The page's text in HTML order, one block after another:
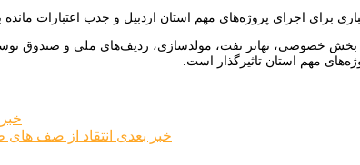
برای اجرای پروژه‌های مهم استان اردبیل و جذب اعتبارات
اردبیل بیان کرد: توجه به ظرفیت‌های ماده ۵۶، بخش خصوصی، تهاتر نفت، مولدسازی،
مهم استان تاثیرگذار است.
خبر بعدی انتقاد از صف های